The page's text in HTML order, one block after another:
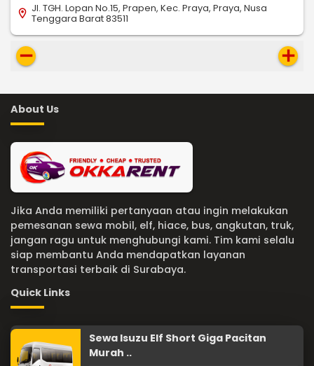
location_on Jl. TGH. Lopan No.15, Prapen, Kec. Praya, Praya, Nusa
Tenggara Barat 83511
remove add
About Us
Jika Anda memiliki pertanyaan atau ingin melakukan
pemesanan sewa mobil, elf, hiace, bus, angkutan, truk,
jangan ragu untuk menghubungi kami. Tim kami selalu
siap membantu Anda mendapatkan layanan
transportasi terbaik di Surabaya.
Quick Links
Sewa Isuzu Elf Short Giga Pacitan
Murah ..